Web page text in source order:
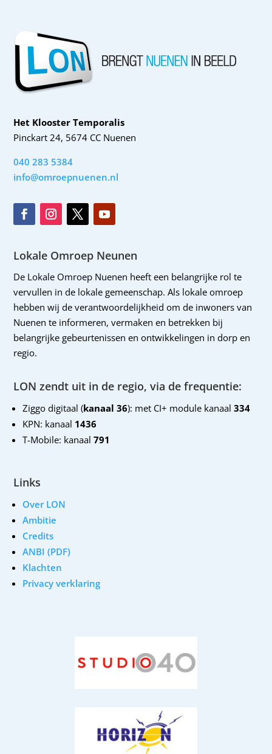
Het Klooster Temporalis
Pinckart 24, 5674 CC Nuenen
040 283 5384
info@omroepnuenen.nl
Lokale Omroep Neunen
De Lokale Omroep Nuenen heeft een belangrijke rol te
vervullen in de lokale gemeenschap. Als lokale omroep
hebben wij de verantwoordelijkheid om de inwoners van
Nuenen te informeren, vermaken en betrekken bij
belangrijke gebeurtenissen en ontwikkelingen in dorp en
regio.
LON zendt uit in de regio, via de frequentie:
Ziggo digitaal (kanaal 36): met CI+ module kanaal 334
KPN: kanaal 1436
T-Mobile: kanaal791
Links
Over LON
Ambitie
Credits
ANBI (PDF)
Klachten
Privacy verklaring